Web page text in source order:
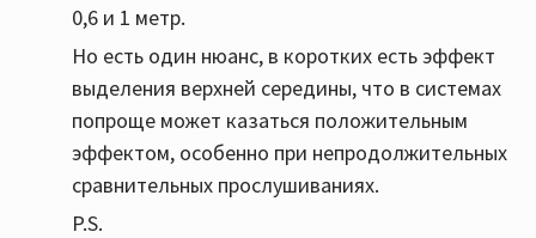
0,6 и 1 метр.
Но есть один нюанс, в коротких есть эффект
выделения верхней середины, что в системах
попроще может казаться положительным
эффектом, особенно при непродолжительных
сравнительных прослушиваниях.
P.S.